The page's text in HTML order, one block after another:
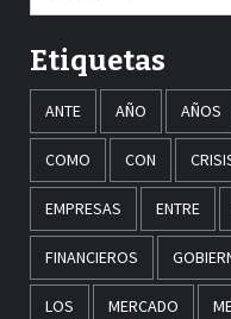
Etiquetas
ANTE AÑO AÑOS
COMO CON
EMPRESAS ENTRE
FINANCIEROS
LOS MERCADO